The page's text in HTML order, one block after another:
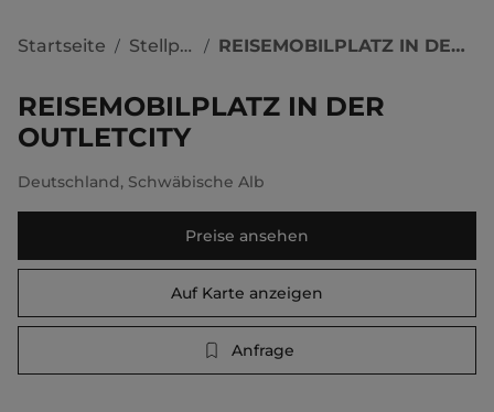
Startseite / Stellplätze / REISEMOBILPLATZ IN DER OUTLETCITY
REISEMOBILPLATZ IN DER
OUTLETCITY
Deutschland, Schwäbische Alb
Preise ansehen
Auf Karte anzeigen
Anfrage